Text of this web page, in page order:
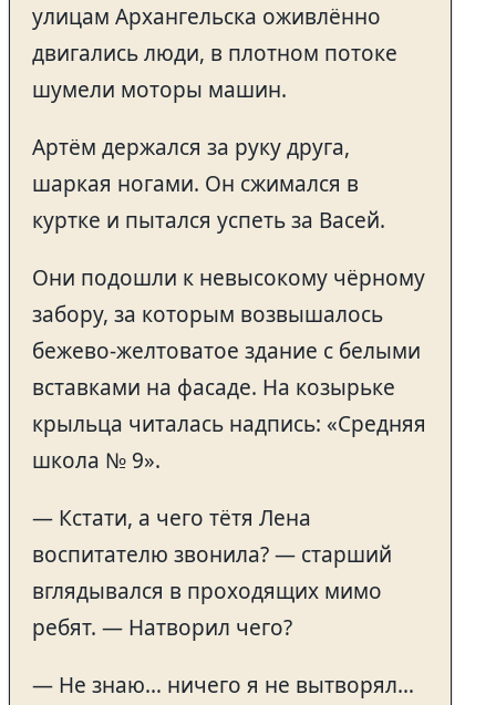
улицам Архангельска оживлённо
двигались люди, в плотном потоке
шумели моторы машин.
Артём держался за руку друга,
шаркая ногами. Он сжимался в
куртке и пытался успеть за Васей.
Они подошли к невысокому чёрному
забору, за которым возвышалось
бежево-желтоватое здание с белыми
вставками на фасаде. На козырьке
крыльца читалась надпись: «Средняя
школа № 9».
— Кстати, а чего тётя Лена
воспитателю звонила? — старший
вглядывался в проходящих мимо
ребят. — Натворил чего?
— Не знаю… ничего я не вытворял…